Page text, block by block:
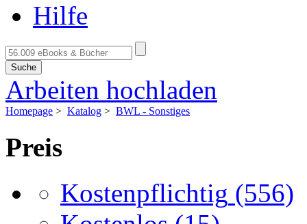
Hilfe
Suche
Arbeiten hochladen
Homepage > Katalog > BWL - Sonstiges
Preis
Kostenpflichtig (556)